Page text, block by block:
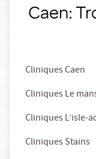
Caen:
Cliniques Caen
Cliniques Le
Cliniques L’isle-
Cliniques Stains